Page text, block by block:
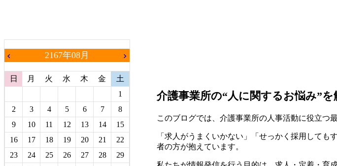
介護事業所の“人に関するお悩み”
このブログでは、介護事業所の人事活動に役立つ
「求人がうまくいかない」「せっかく採用して
者の方が抱えています。
chevron_left 2167年08月 chevron_right
日 月 火 水 木 金
土
1
2
3 4 5 6 7
8
9
10 11 12 13 14
15
16
17 18 19 20 21
22
23
24 25 26 27 28
29